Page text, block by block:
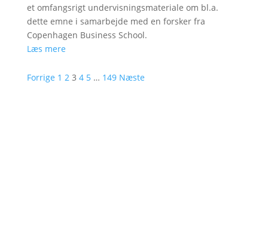
et omfangsrigt undervisningsmateriale om bl.a.
dette emne i samarbejde med en forsker fra
Copenhagen Business School.
Læs mere
Forrige 1 2 3 4 5 … 149 Næste